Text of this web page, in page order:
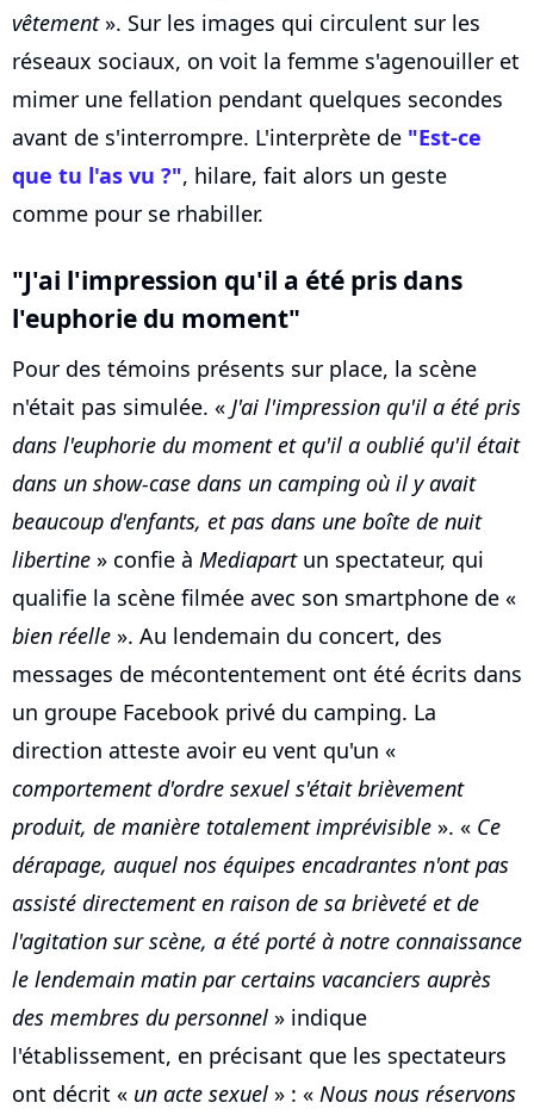
vêtement». Sur les images qui circulent sur les
réseaux sociaux, on voit la femme s'agenouiller et
mimer une fellation pendant quelques secondes
avant de s'interrompre. L'interprète de "Est-ce
que tu l'as vu ?", hilare, fait alors un geste
comme pour se rhabiller.
"J'ai l'impression qu'il a été pris dans
l'euphorie du moment"
Pour des témoins présents sur place, la scène
n'était pas simulée. « J'ai l'impression qu'il a été pris
dans l'euphorie du moment et qu'il a oublié qu'il était
dans un show-case dans un camping où il y avait
beaucoup d'enfants, et pas dans une boîte de nuit
libertine » confie à Mediapartun spectateur, qui
qualifie la scène filmée avec son smartphone de «
bien réelle ». Au lendemain du concert, des
messages de mécontentement ont été écrits dans
un groupe Facebook privé du camping. La
direction atteste avoir eu vent qu'un «
comportement d'ordre sexuel s'était brièvement
produit, de manière totalement imprévisible ». « Ce
dérapage, auquel nos équipes encadrantes n'ont pas
assisté directement en raison de sa brièveté et de
l'agitation sur scène, a été porté à notre connaissance
le lendemain matin par certains vacanciers auprès
des membres du personnel » indique
l'établissement, en précisant que les spectateurs
ont décrit « un acte sexuel » : « Nous nous réservons